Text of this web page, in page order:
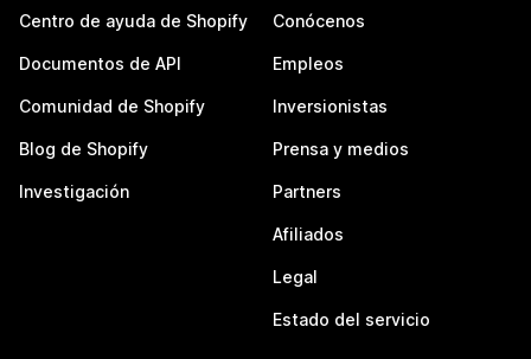
Centro de ayuda de Shopify
Documentos de API
Comunidad de Shopify
Blog de Shopify
Investigación
Conócenos
Empleos
Inversionistas
Prensa y medios
Partners
Afiliados
Legal
Estado del servicio